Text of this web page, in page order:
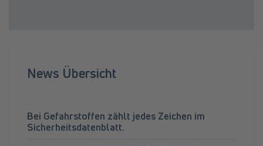
News Übersicht
Bei Gefahrstoffen zählt jedes Zeichen im
Sicherheitsdatenblatt.